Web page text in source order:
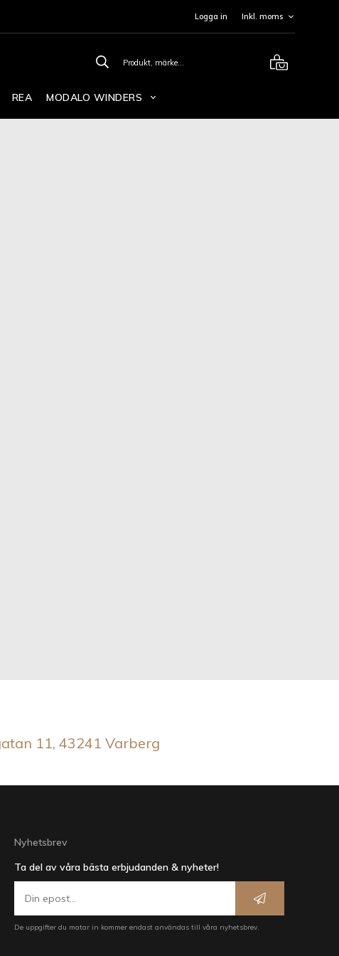
Logga in
REA MODALO WINDERS
11, 43241 Varberg
Nyhetsbrev
Ta del av våra bästa erbjudanden & nyheter!
De uppgifter du matar in kommer endast användas till våra nyhetsbrev.